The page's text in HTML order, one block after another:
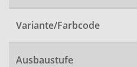
Variante/Farbcode
Ausbaustufe